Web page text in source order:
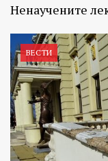
Ненаучените
ВЕСТИ